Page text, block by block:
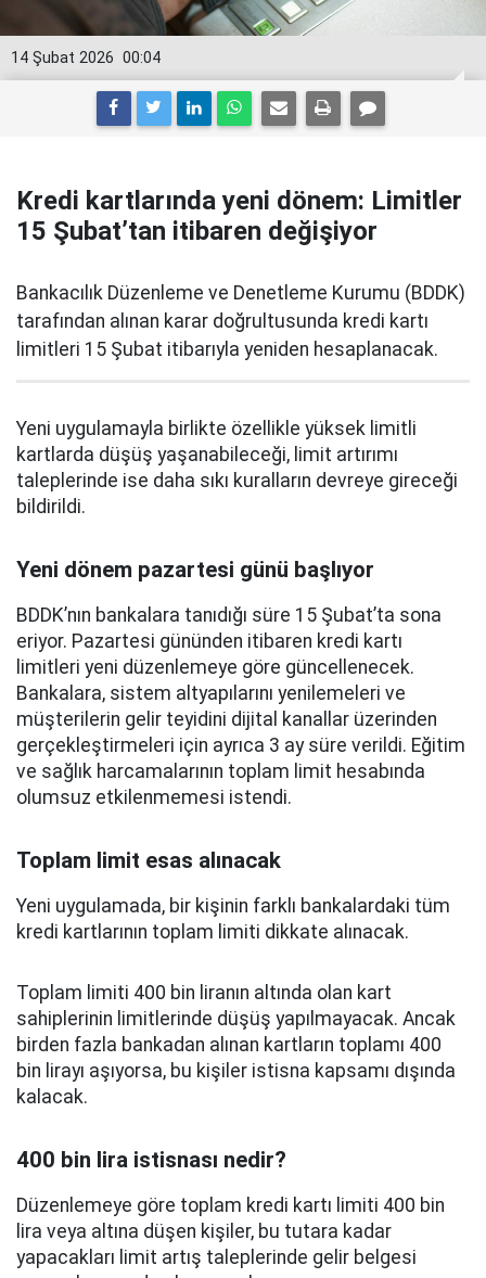
00:04
14 Şubat 2026
Kredi kartlarında yeni dönem: Limitler
15 Şubat’tan itibaren değişiyor
Bankacılık Düzenleme ve Denetleme Kurumu (BDDK)
tarafından alınan karar doğrultusunda kredi kartı
limitleri 15 Şubat itibarıyla yeniden hesaplanacak.
Yeni uygulamayla birlikte özellikle yüksek limitli
kartlarda düşüş yaşanabileceği, limit artırımı
taleplerinde ise daha sıkı kuralların devreye gireceği
bildirildi.
Yeni dönem pazartesi günü başlıyor
BDDK’nın bankalara tanıdığı süre 15 Şubat’ta sona
eriyor. Pazartesi gününden itibaren kredi kartı
limitleri yeni düzenlemeye göre güncellenecek.
Bankalara, sistem altyapılarını yenilemeleri ve
müşterilerin gelir teyidini dijital kanallar üzerinden
gerçekleştirmeleri için ayrıca 3 ay süre verildi. Eğitim
ve sağlık harcamalarının toplam limit hesabında
olumsuz etkilenmemesi istendi.
Toplam limit esas alınacak
Yeni uygulamada, bir kişinin farklı bankalardaki tüm
kredi kartlarının toplam limiti dikkate alınacak.
Toplam limiti 400 bin liranın altında olan kart
sahiplerinin limitlerinde düşüş yapılmayacak. Ancak
birden fazla bankadan alınan kartların toplamı 400
bin lirayı aşıyorsa, bu kişiler istisna kapsamı dışında
kalacak.
400 bin lira istisnası nedir?
Düzenlemeye göre toplam kredi kartı limiti 400 bin
lira veya altına düşen kişiler, bu tutara kadar
yapacakları limit artış taleplerinde gelir belgesi